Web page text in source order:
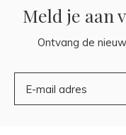
Meld je aan
Ontvang de